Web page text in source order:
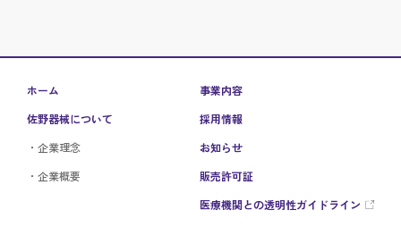
ホーム
佐野器械について
企業理念
企業概要
事業内容
採用情報
お知らせ
販売許可証
医療機関との透明性ガイドライン